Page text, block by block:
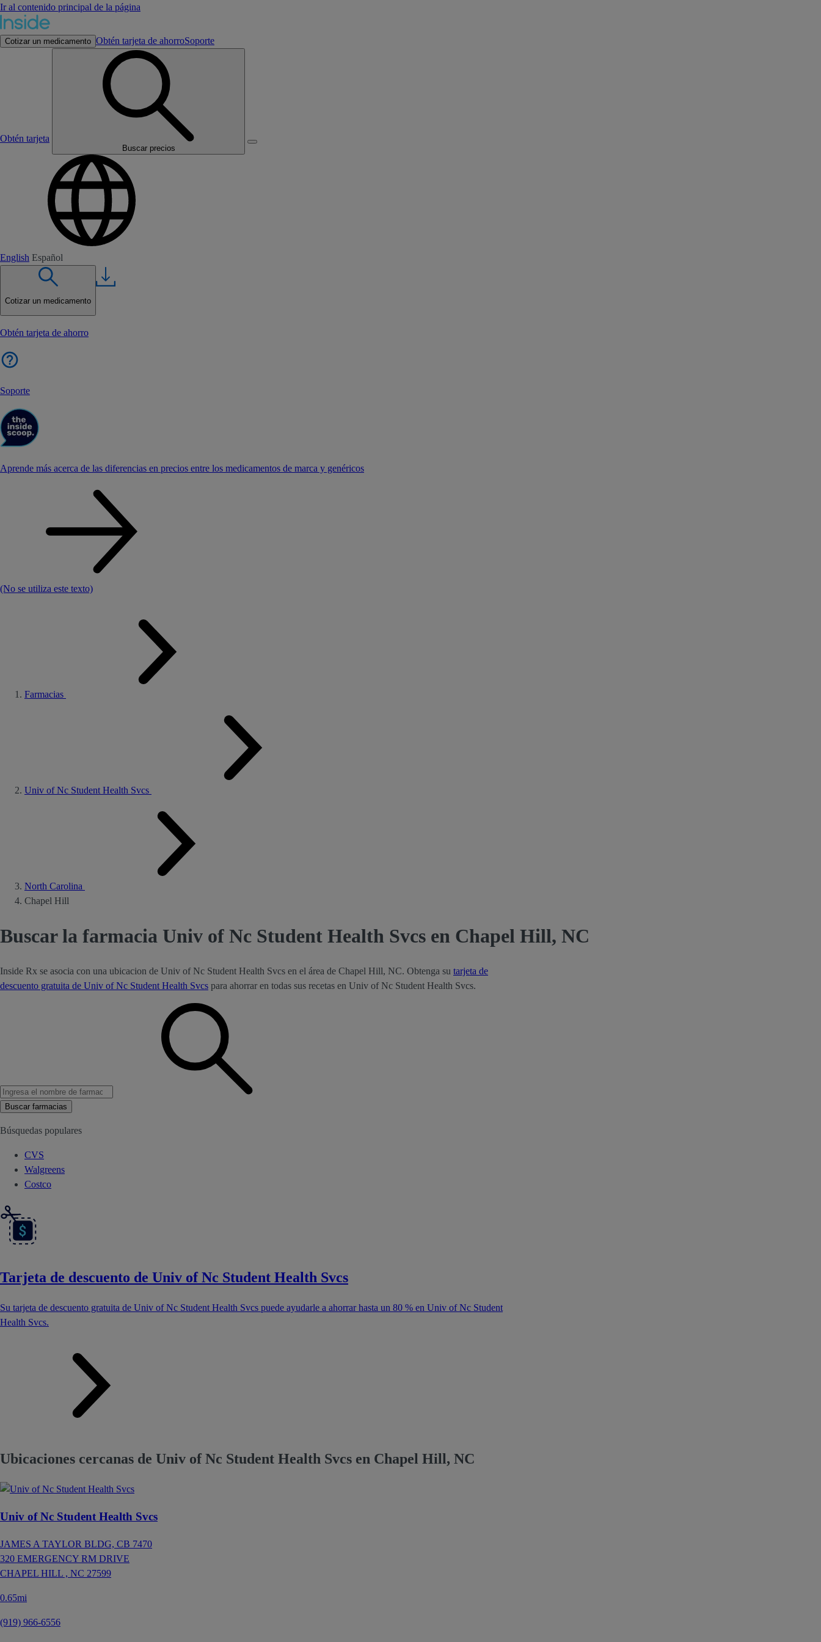
Ir al contenido principal de la página
Cotizar un medicamento Obtén tarjeta de ahorroSoporte
Obtén tarjeta
Buscar precios
English Español
Cotizar un medicamento
Obtén tarjeta de ahorro
Soporte
Aprende más acerca de las diferencias en precios entre los medicamentos de marca y genéricos
(No se utiliza este texto)
Farmacias
Univ of Nc Student Health Svcs
North Carolina
Chapel Hill
Buscar la farmacia Univ of Nc Student Health Svcs en Chapel Hill, NC
Inside Rx se asocia con una ubicacion de Univ of Nc Student Health Svcs en el área de Chapel Hill, NC. Obtenga su tarjeta de
descuento gratuita de Univ of Nc Student Health Svcs para ahorrar en todas sus recetas en Univ of Nc Student Health Svcs.
Buscar farmacias
Búsquedas populares
CVS
Walgreens
Costco
Tarjeta de descuento de Univ of Nc Student Health Svcs
Su tarjeta de descuento gratuita de Univ of Nc Student Health Svcs puede ayudarle a ahorrar hasta un 80 % en Univ of Nc Student
Health Svcs.
Ubicaciones cercanas de Univ of Nc Student Health Svcs en Chapel Hill, NC
Univ of Nc Student Health Svcs
JAMES A TAYLOR BLDG, CB 7470
320 EMERGENCY RM DRIVE
CHAPEL HILL , NC 27599
0.65mi
(919) 966-6556